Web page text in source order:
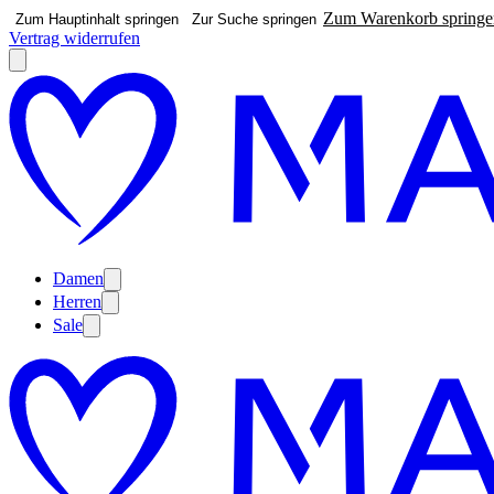
Zum Hauptinhalt springen Zur Suche springen Zum Warenkorb
Vertrag widerrufen
Damen
Herren
Sale